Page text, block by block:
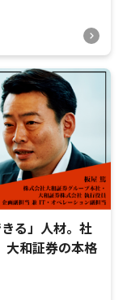
る」人材。社
大和証券の本格